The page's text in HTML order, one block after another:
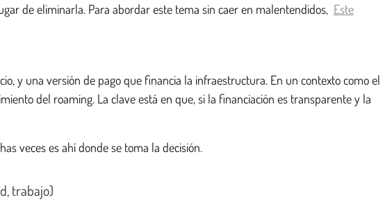
de eliminarla. Para abordar este tema sin caer en malentendidos, Este
y una versión de pago que financia la infraestructura. En un contexto como el
del roaming. La clave está en que, si la financiación es transparente y la
veces es ahí donde se toma la decisión.
trabajo)